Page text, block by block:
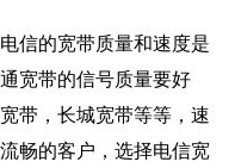
信的宽带质量和速度是
宽带的信号质量要好
带，长城宽带等等，速
畅的客户，选择电信宽